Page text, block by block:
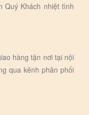
Quý Khách nhiệt tình
hàng tận nơi tại nội
qua kênh phân phối